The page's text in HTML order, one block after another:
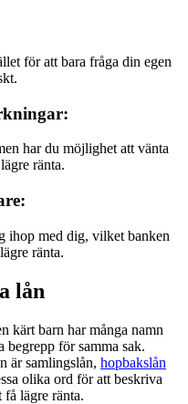
för att bara fråga din egen
har du möjlighet att vänta
ränta.
ihop med dig, vilket banken
ränta.
lån
kärt barn har många namn
för samma sak.
är samlingslån, hopbakslån
olika ord för att beskriva
få lägre ränta.